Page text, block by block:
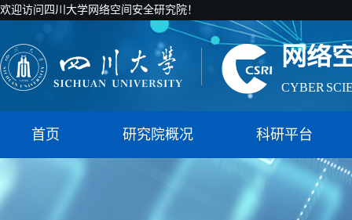
欢迎访问四川大学网络空间安全研究院！
网络
CYBER
国家智能
首页 研究院概况 科研平台